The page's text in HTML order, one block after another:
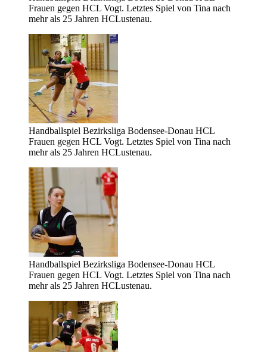
Frauen gegen HCL Vogt. Letztes Spiel von Tina nach
mehr als 25 Jahren HCLustenau.
Handballspiel Bezirksliga Bodensee-Donau HCL
Frauen gegen HCL Vogt. Letztes Spiel von Tina nach
mehr als 25 Jahren HCLustenau.
Handballspiel Bezirksliga Bodensee-Donau HCL
Frauen gegen HCL Vogt. Letztes Spiel von Tina nach
mehr als 25 Jahren HCLustenau.